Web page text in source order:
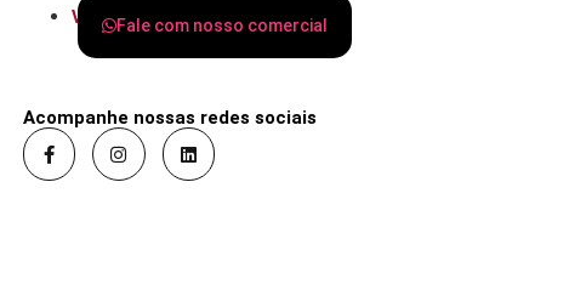
VarejoFale com nosso comercial
Acompanhe nossas redes sociais